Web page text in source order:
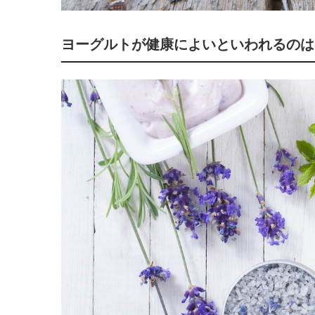
ヨーグルトが健康によいといわれるの